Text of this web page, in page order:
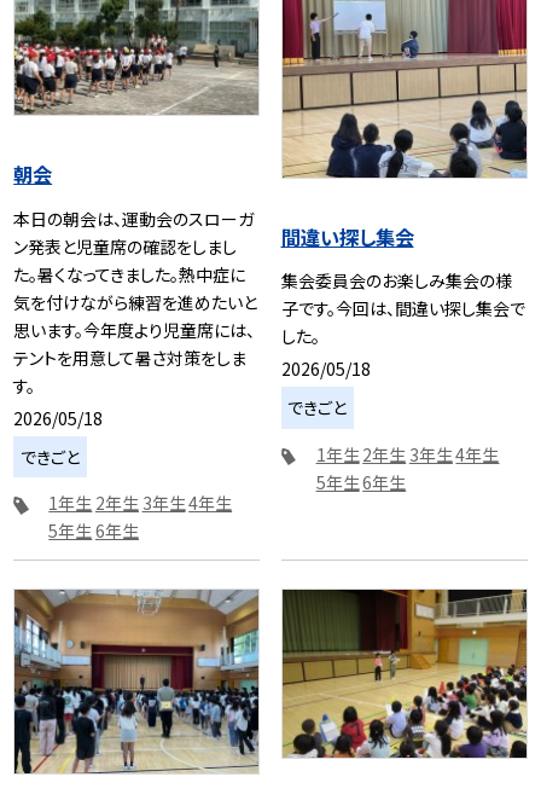
朝会
本日の朝会は、運動会のスローガ
ン発表と児童席の確認をしまし
た。暑くなってきました。熱中症に
気を付けながら練習を進めたいと
思います。今年度より児童席には、
テントを用意して暑さ対策をしま
す。
2026/05/18
できごと
1年生 2年生 3年生4年生
5年生6年生
間違い探し集会
集会委員会のお楽しみ集会の様
子です。今回は、間違い探し集会で
した。
2026/05/18
できごと
1年生 2年生 3年生4年生
5年生6年生